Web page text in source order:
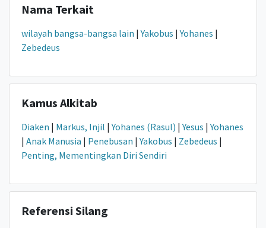
Nama Terkait
wilayah bangsa-bangsa lain |Yakobus |Yohanes |
Zebedeus
Kamus Alkitab
Diaken | Markus, Injil |Yohanes (Rasul) |Yesus |Yohanes
| Anak Manusia | Penebusan |Yakobus | Zebedeus |
Penting, Mementingkan Diri Sendiri
Referensi Silang